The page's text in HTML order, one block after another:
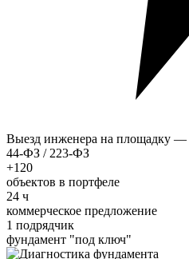
Выезд инженера на площадку —
44-ФЗ / 223-ФЗ
+120
объектов в портфеле
24 ч
коммерческое предложение
1 подрядчик
фундамент "под ключ"